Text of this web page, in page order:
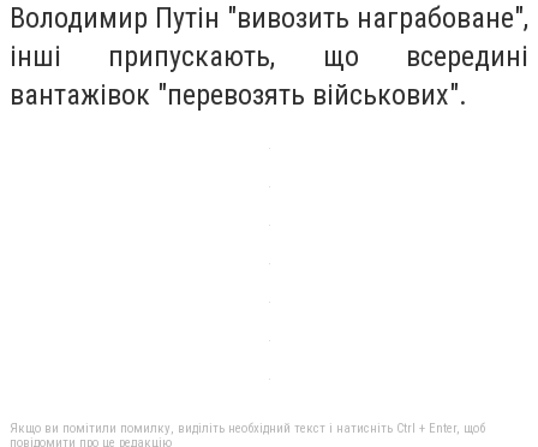
Володимир Путін "вивозить награбоване",
інші припускають, що всередині
вантажівок "перевозять військових".
Якщо ви помітили помилку, виділіть необхідний текст і натисніть Ctrl + Enter, щоб
повідомити про це редакцію